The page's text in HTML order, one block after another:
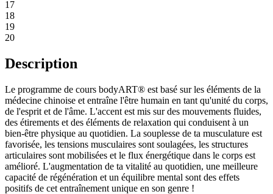
17
18
19
20
Description
Le programme de cours bodyART® est basé sur les éléments de la
médecine chinoise et entraîne l'être humain en tant qu'unité du corps,
de l'esprit et de l'âme. L'accent est mis sur des mouvements fluides,
des étirements et des éléments de relaxation qui conduisent à un
bien-être physique au quotidien. La souplesse de ta musculature est
favorisée, les tensions musculaires sont soulagées, les structures
articulaires sont mobilisées et le flux énergétique dans le corps est
amélioré. L'augmentation de ta vitalité au quotidien, une meilleure
capacité de régénération et un équilibre mental sont des effets
positifs de cet entraînement unique en son genre !